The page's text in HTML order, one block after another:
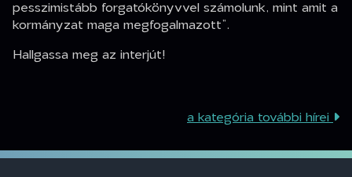
pesszimistább forgatókönyvvel számolunk, mint amit a
kormányzat maga megfogalmazott”.
Hallgassa meg az interjút!
a kategória további hírei